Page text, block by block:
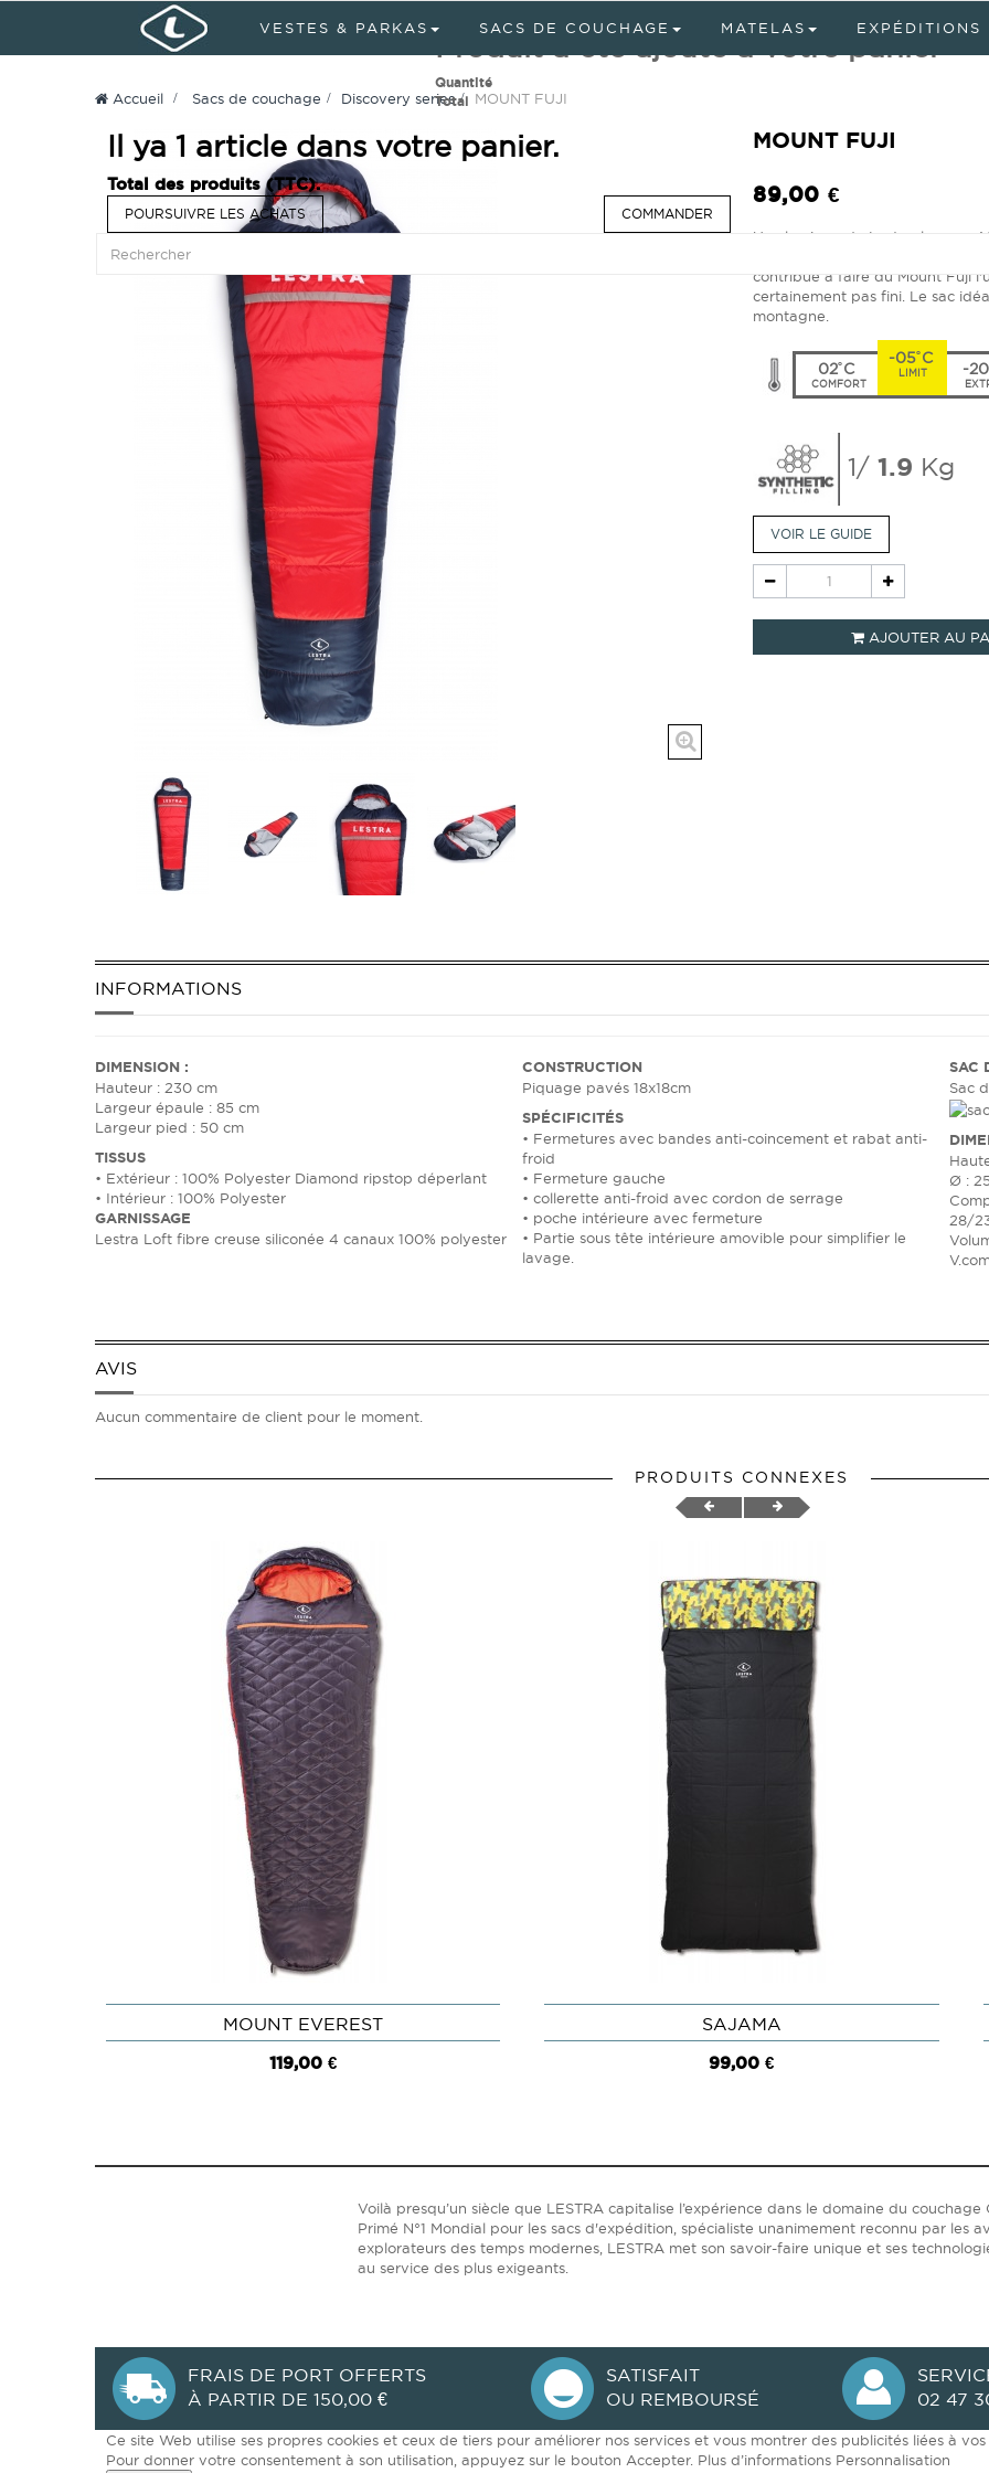
Se connecter Mon compte Langues:
Produit a été ajouté à votre panier
Quantité
Total
Il ya 1 article dans votre panier.
Total des produits (TTC).
POURSUIVRE LES ACHATS COMMANDER
VESTES & PARKAS SACS DE COUCHAGE MATELAS EXPÉDITIONS
Accueil > Sacs de couchage > Discovery series > MOUNT FUJI
MOUNT FUJI
89,00 €
Un classique de Lestra, le sarco
contribué a faire du Mount Fuji
certainement pas fini. Le sac
montagne.
02˚C
COMFORT
-05˚C
LIMIT -
1/ 1.9 Kg
VOIR LE GUIDE
AJOUTER AU
INFORMATIONS
DIMENSION :
Hauteur : 230 cm
Largeur épaule : 85 cm
Largeur pied : 50 cm
TISSUS
• Extérieur : 100% Polyester Diamond ripstop déperlant
• Intérieur : 100% Polyester
GARNISSAGE
Lestra Loft fibre creuse siliconée 4 canaux 100% polyester
CONSTRUCTION
Piquage pavés 18x18cm
SPÉCIFICITÉS
• Fermetures avec bandes anti-coincement et rabat anti-
froid
• Fermeture gauche
• collerette anti-froid avec cordon de serrage
• poche intérieure avec fermeture
• Partie sous tête intérieure amovible pour simplifier le
lavage.
SAC
Sac
Ø :
28/
AVIS
Aucun commentaire de client pour le moment.
PRODUITS CONNEXES
APERÇU
MOUNT EVEREST
119,00 € APERÇU
SAJAMA
99,00 €
Voilà presqu’un siècle que LESTRA capitalise l’expérience dans le domaine du couchage
Primé N°1 Mondial pour les sacs d'expédition, spécialiste unanimement reconnu par les
explorateurs des temps modernes, LESTRA met son savoir-faire unique et ses
au service des plus exigeants.
FRAIS DE PORT OFFERTS
À PARTIR DE 150,00 €
SATISFAIT
OU REMBOURSÉ
02 47
Ce site Web utilise ses propres cookies et ceux de tiers pour améliorer nos services et vous montrer des publicités liées à
Pour donner votre consentement à son utilisation, appuyez sur le bouton Accepter. Plus d’informations Personnalisation